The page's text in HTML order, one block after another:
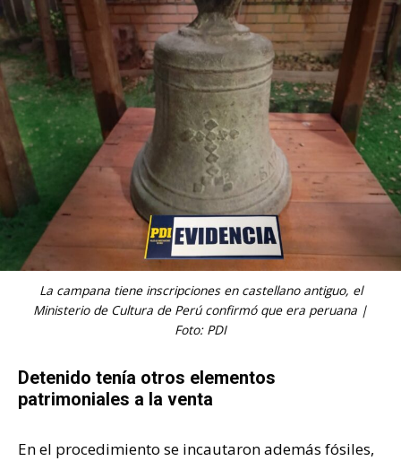
La campana tiene inscripciones en castellano antiguo, el
Ministerio de Cultura de Perú confirmó que era peruana |
Foto: PDI
Detenido tenía otros elementos
patrimoniales a la venta
En el procedimiento se incautaron además fósiles,